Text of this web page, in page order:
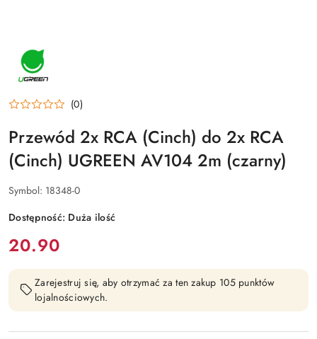
PRODUCENTA:
UGREEN
(0)
Przewód 2x RCA (Cinch) do 2x RCA
(Cinch) UGREEN AV104 2m (czarny)
Symbol: 18348-0
Dostępność: Duża ilość
cena:
20.90
Zarejestruj się, aby otrzymać za ten zakup 105 punktów
lojalnościowych.